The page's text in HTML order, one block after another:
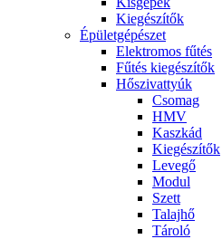
Kiegészítők
Épületgépészet
Elektromos fűtés
Fűtés kiegészítők
Hőszivattyúk
Csomag
HMV
Kaszkád
Kiegészítők
Levegő
Modul
Szett
Talajhő
Tároló